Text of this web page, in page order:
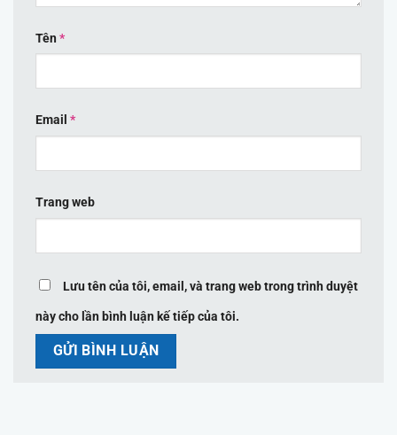
Tên *
Email *
Trang web
Lưu tên của tôi, email, và trang web trong trình duyệt
này cho lần bình luận kế tiếp của tôi.